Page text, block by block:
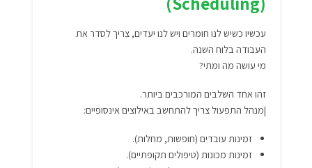
עכשיו כשיש לנו חומרים ויש לנו יעדים, צריך לסדר את
העבודה בלוח השנה.
מי עושה מה ומתי?
זהו אחד השלבים המורכבים ביותר.
|מנהל התפעול צריך להתחשב באילוצים אינסופיים:
זמינות עובדים (חופשות, מחלות).
זמינות מכונות (טיפולים תקופתיים).